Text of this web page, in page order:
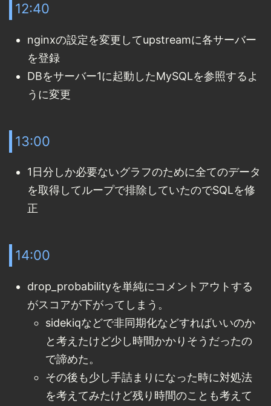
12:40
nginxの設定を変更してupstreamに各サーバー
を登録
DBをサーバー1に起動したMySQLを参照するよ
うに変更
13:00
1日分しか必要ないグラフのために全てのデータ
を取得してループで排除していたのでSQLを修
正
14:00
drop_probabilityを単純にコメントアウトする
がスコアが下がってしまう。
sidekiqなどで非同期化などすればいいのか
と考えたけど少し時間かかりそうだったの
で諦めた。
その後も少し手詰まりになった時に対処法
を考えてみたけど残り時間のことも考えて